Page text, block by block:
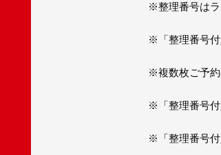
※整理番号はラ
※「整理番号付
※複数枚ご予約
※「整理番号付
※「整理番号付